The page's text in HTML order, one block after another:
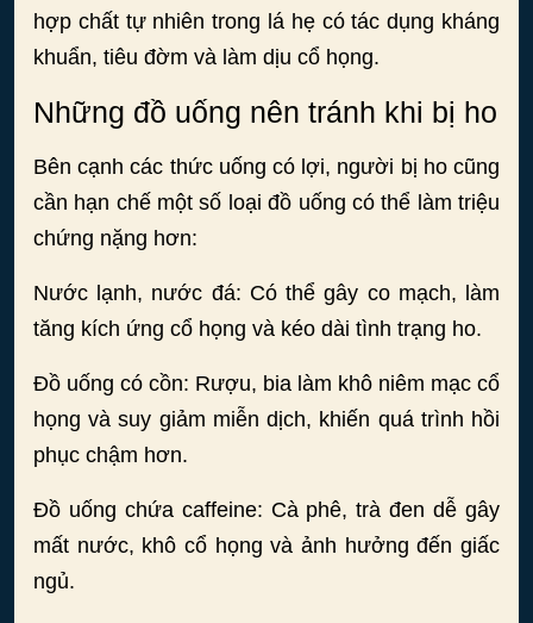
hợp chất tự nhiên trong lá hẹ có tác dụng kháng
khuẩn, tiêu đờm và làm dịu cổ họng.
Những đồ uống nên tránh khi bị ho
Bên cạnh các thức uống có lợi, người bị ho cũng
cần hạn chế một số loại đồ uống có thể làm triệu
chứng nặng hơn:
Nước lạnh, nước đá: Có thể gây co mạch, làm
tăng kích ứng cổ họng và kéo dài tình trạng ho.
Đồ uống có cồn: Rượu, bia làm khô niêm mạc cổ
họng và suy giảm miễn dịch, khiến quá trình hồi
phục chậm hơn.
Đồ uống chứa caffeine: Cà phê, trà đen dễ gây
mất nước, khô cổ họng và ảnh hưởng đến giấc
ngủ.